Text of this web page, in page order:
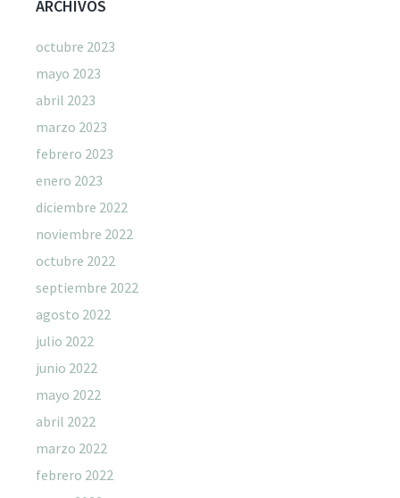
ARCHIVOS
octubre 2023
mayo 2023
abril 2023
marzo 2023
febrero 2023
enero 2023
diciembre 2022
noviembre 2022
octubre 2022
septiembre 2022
agosto 2022
julio 2022
junio 2022
mayo 2022
abril 2022
marzo 2022
febrero 2022